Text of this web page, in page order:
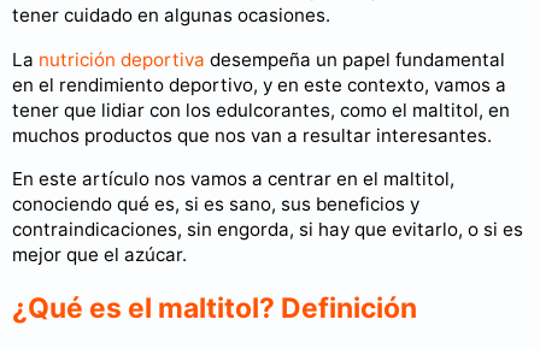
tener cuidado en algunas ocasiones.
La nutrición deportiva desempeña un papel fundamental
en el rendimiento deportivo, y en este contexto, vamos a
tener que lidiar con los edulcorantes, como el maltitol, en
muchos productos que nos van a resultar interesantes.
En este artículo nos vamos a centrar en el maltitol,
conociendo qué es, si es sano, sus beneficios y
contraindicaciones, sin engorda, si hay que evitarlo, o si es
mejor que el azúcar.
¿Qué es el maltitol? Definición